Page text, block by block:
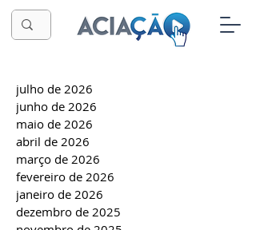
julho de 2026
junho de 2026
maio de 2026
abril de 2026
março de 2026
fevereiro de 2026
janeiro de 2026
dezembro de 2025